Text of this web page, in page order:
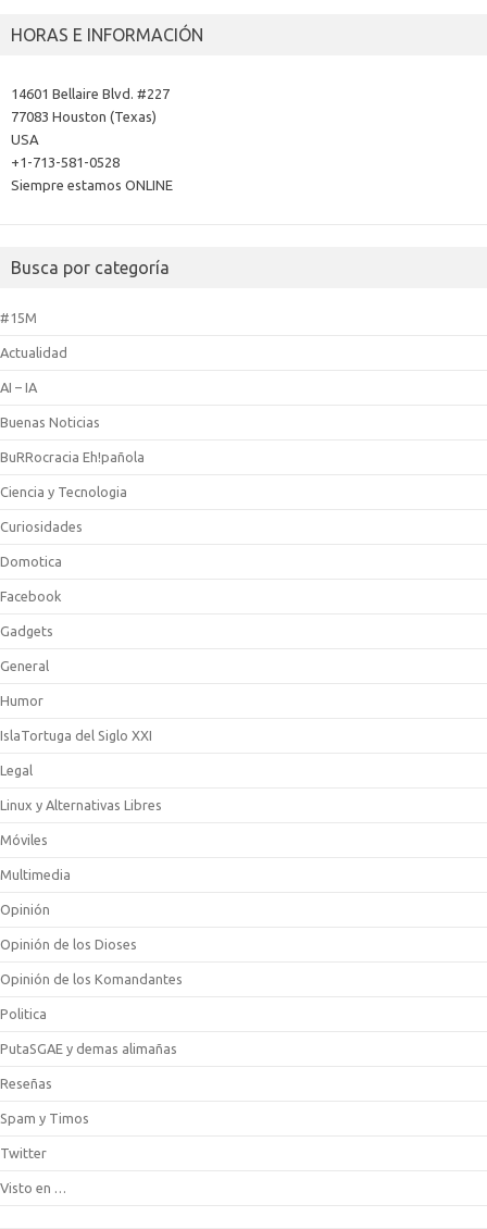
HORAS E INFORMACIÓN
14601 Bellaire Blvd. #227
77083 Houston (Texas)
USA
+1-713-581-0528
Siempre estamos ONLINE
Busca por categoría
#15M
Actualidad
AI – IA
Buenas Noticias
BuRRocracia Eh!pañola
Ciencia y Tecnologia
Curiosidades
Domotica
Facebook
Gadgets
General
Humor
IslaTortuga del Siglo XXI
Legal
Linux y Alternativas Libres
Móviles
Multimedia
Opinión
Opinión de los Dioses
Opinión de los Komandantes
Politica
PutaSGAE y demas alimañas
Reseñas
Spam y Timos
Twitter
Visto en …